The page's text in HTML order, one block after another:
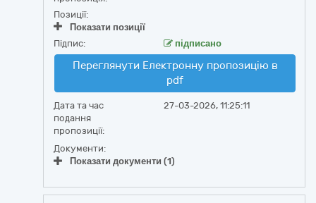
Позиції:
Показати позиції
Підпис:
підписано
Переглянути Електронну пропозицію в
pdf
Дата та час
подання
пропозиції:
27-03-2026, 11:25:11
Документи:
Показати документи (1)